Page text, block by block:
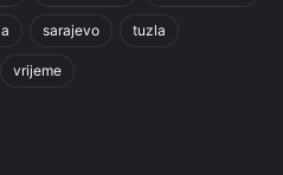
sarajevo tuzla
vrijeme